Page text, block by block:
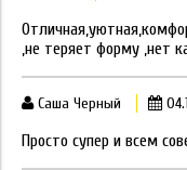
,не теряет форму ,нет
Саша Черный
Просто супер и всем